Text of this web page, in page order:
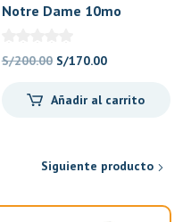
Notre Dame 10mo
S/200.00 El
original
S/170.00El
actual
Añadir al carrito
Siguiente producto